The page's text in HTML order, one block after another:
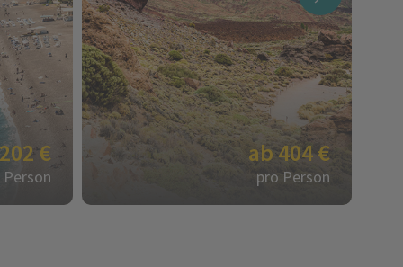
€ ab 404 €
pro Person